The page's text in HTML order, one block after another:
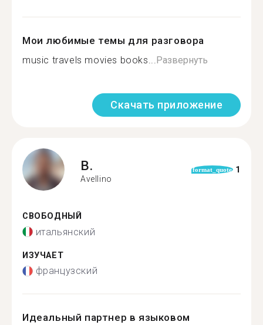
Мои любимые темы для разговора
music travels movies books...Развернуть
Скачать приложение
B.
Avellino
format_quote 1
СВОБОДНЫЙ
итальянский
ИЗУЧАЕТ
французский
Идеальный партнер в языковом